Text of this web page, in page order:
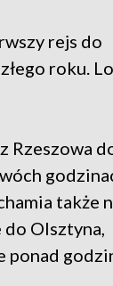
rejs do
roku.
Rzeszowa
także
do Olsztyna,
ponad